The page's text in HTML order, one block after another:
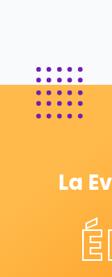
La